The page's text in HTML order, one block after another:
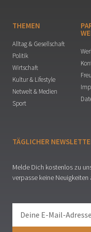
THEMEN
Alltag & Gesellschaft
Politik
Wirtschaft
Kultur & Lifestyle
Netwelt & Medien
Sport
TÄGLICHER
Melde Dich kostenlos zu
verpasse keine Neuigkeiten